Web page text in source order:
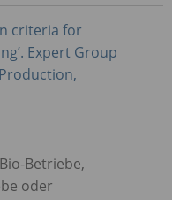
criteria for
Expert Group
Betriebe,
oder